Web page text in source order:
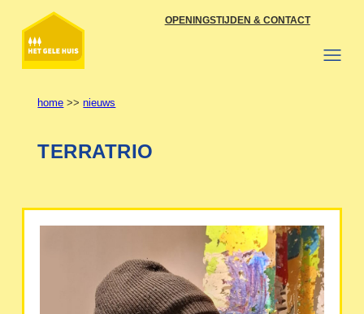
naar
inhoud
OPENINGSTIJDEN & CONTACT
home >>nieuws
TERRATRIO